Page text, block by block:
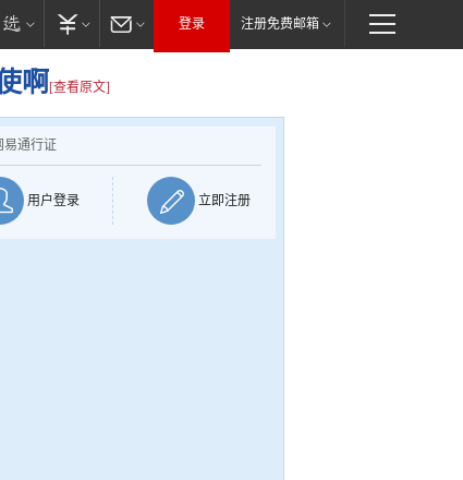
登录 注册免费邮箱
啊 [查看原文]
易通行证
用户登录 立即注册